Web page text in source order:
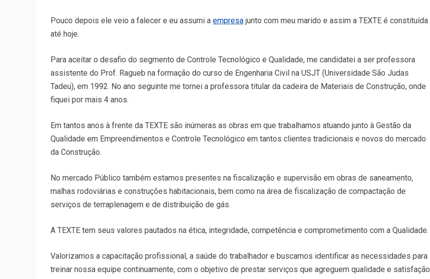
Pouco depois ele veio a falecer e eu assumi a empresa junto com meu marido e assim a TEXTE é constituída
até hoje.
Para aceitar o desafio do segmento de Controle Tecnológico e Qualidade, me candidatei a ser professora
assistente do Prof. Ragueb na formação do curso de Engenharia Civil na USJT (Universidade São Judas
Tadeu), em 1992. No ano seguinte me tornei a professora titular da cadeira de Materiais de Construção, onde
fiquei por mais 4 anos.
Em tantos anos à frente da TEXTE são inúmeras as obras em que trabalhamos atuando junto à Gestão da
Qualidade em Empreendimentos e Controle Tecnológico em tantos clientes tradicionais e novos do mercado
da Construção.
No mercado Público também estamos presentes na fiscalização e supervisão em obras de saneamento,
malhas rodoviárias e construções habitacionais, bem como na área de fiscalização de compactação de
serviços de terraplenagem e de distribuição de gás.
A TEXTE tem seus valores pautados na ética, integridade, competência e comprometimento com a Qualidade.
Valorizamos a capacitação profissional, a saúde do trabalhador e buscamos identificar as necessidades para
treinar nossa equipe continuamente, com o objetivo de prestar serviços que agreguem qualidade e satisfação